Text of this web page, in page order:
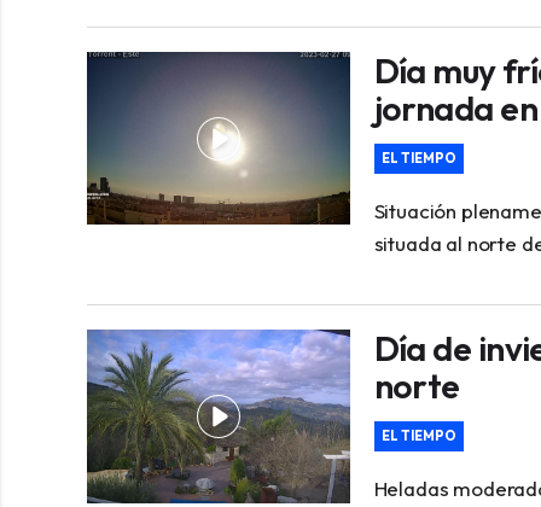
Día muy
jornada
EL TIEMPO
Situación
situada al norte
Día de
norte
EL TIEMPO
Heladas